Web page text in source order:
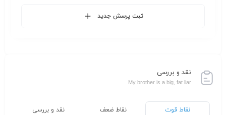
ثبت پرسش جدید
نقد و بررسی
My brother is a big, fat liar
نقاط قوت نقاط ضعف نقد و بررسی